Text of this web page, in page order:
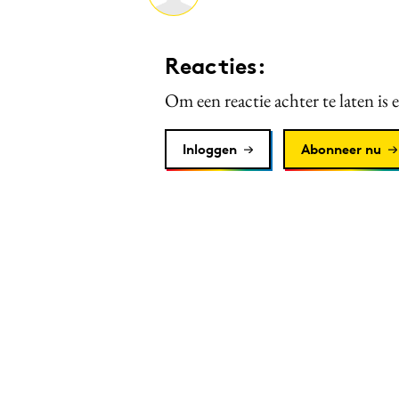
Reacties:
Om een reactie achter te laten is
Inloggen Abonneer nu